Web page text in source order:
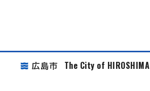
広島市 The City of HIROSHIMA